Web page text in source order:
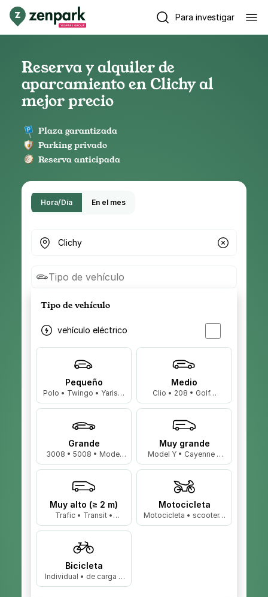
Para investigar
Reserva y alquiler de
aparcamiento en Clichy al
mejor precio
Plaza garantizada
Parking privado
Reserva anticipada
Hora/Día En el mes
¿Dónde buscas parking?
Tipo de vehículo
Tipo de vehículo
vehículo eléctrico
Pequeño
Polo • Twingo • Yaris…
Medio
Clio • 208 • Golf…
Grande
3008 • 5008 • Model
3…
Muy grande
Model Y • Cayenne •
X5…
Muy alto (≥ 2 m)
Trafic • Transit •
Master…
Motocicleta
Motocicleta • scooter…
Bicicleta
Individual • de carga •
biplaza…